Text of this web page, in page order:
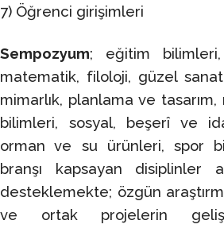
7) Öğrenci girişimleri
Sempozyum; eğitim
matematik, filoloji, güzel
mimarlık, planlama ve
bilimleri, sosyal, beşerî ve
orman ve su ürünleri, spor
branşı kapsayan disiplinler
desteklemekte; özgün
ve ortak projelerin